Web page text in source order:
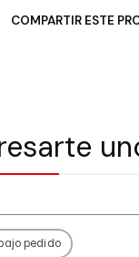
COMPARTIR ESTE
pedido